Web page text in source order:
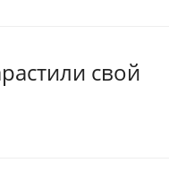
свой